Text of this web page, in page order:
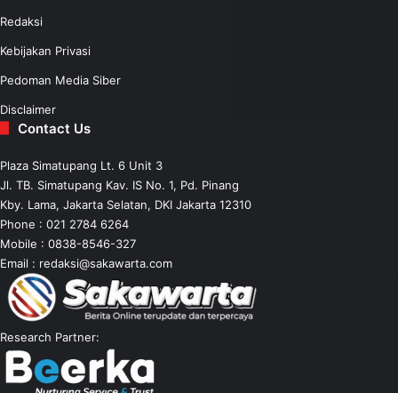
Redaksi
Kebijakan Privasi
Pedoman Media Siber
Disclaimer
Contact Us
Plaza Simatupang Lt. 6 Unit 3
Jl. TB. Simatupang Kav. IS No. 1, Pd. Pinang
Kby. Lama, Jakarta Selatan, DKI Jakarta 12310
Phone : 021 2784 6264
Mobile : 0838-8546-327
Email : redaksi@sakawarta.com
Research Partner: